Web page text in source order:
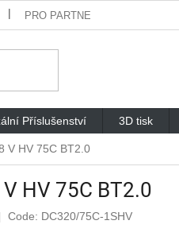
PRO PARTNERY
Příslušenství 3D tisk
V HV 75C BT2.0
HV 75C BT2.0
Code: DC320/75C-1SHV